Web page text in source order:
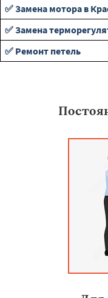
✅ Замена мотора в
✅ Замена
✅ Ремонт петель